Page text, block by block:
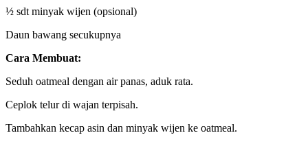
½ sdt minyak wijen (opsional)
Daun bawang secukupnya
Cara Membuat:
Seduh oatmeal dengan air panas, aduk rata.
Ceplok telur di wajan terpisah.
Tambahkan kecap asin dan minyak wijen ke oatmeal.